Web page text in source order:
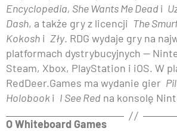
Encyclopedia, She Wants Me Deadi
Dash, a także gry z licencji The
Kokosh i Zły. RDG wydaje gry na
platformach dystrybucyjnych —
Steam, Xbox, PlayStation i iOS. W
RedDeer.Games ma wydanie gier
Holobooki I See Red na konsolę
O Whiteboard Games